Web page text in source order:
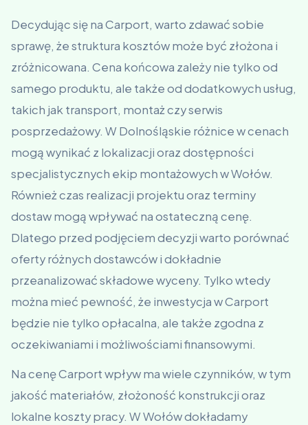
Decydując się na Carport, warto zdawać sobie
sprawę, że struktura kosztów może być złożona i
zróżnicowana. Cena końcowa zależy nie tylko od
samego produktu, ale także od dodatkowych usług,
takich jak transport, montaż czy serwis
posprzedażowy. W Dolnośląskie różnice w cenach
mogą wynikać z lokalizacji oraz dostępności
specjalistycznych ekip montażowych w Wołów.
Również czas realizacji projektu oraz terminy
dostaw mogą wpływać na ostateczną cenę.
Dlatego przed podjęciem decyzji warto porównać
oferty różnych dostawców i dokładnie
przeanalizować składowe wyceny. Tylko wtedy
można mieć pewność, że inwestycja w Carport
będzie nie tylko opłacalna, ale także zgodna z
oczekiwaniami i możliwościami finansowymi.
Na cenę Carport wpływ ma wiele czynników, w tym
jakość materiałów, złożoność konstrukcji oraz
lokalne koszty pracy. W Wołów dokładamy